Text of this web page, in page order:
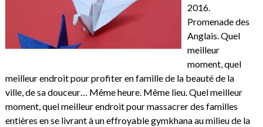
2016.
Promenade des
Anglais. Quel
meilleur
moment, quel
meilleur endroit pour profiter en famille de la beauté de la
ville, de sa douceur… Même heure. Même lieu. Quel meilleur
moment, quel meilleur endroit pour massacrer des familles
entières en se livrant à un effroyable gymkhana au milieu de la